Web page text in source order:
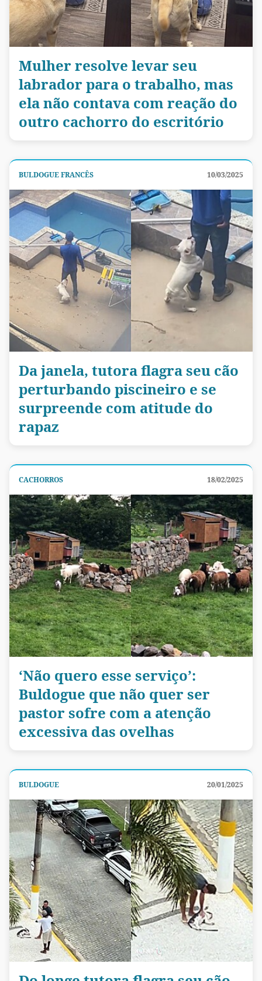
Mulher resolve levar seu
labrador para o trabalho, mas
ela não contava com reação do
outro cachorro do escritório
BULDOGUE FRANCÊS 10/03/2025
Da janela, tutora flagra seu cão
perturbando piscineiro e se
surpreende com atitude do
rapaz
CACHORROS 18/02/2025
‘Não quero esse serviço’:
Buldogue que não quer ser
pastor sofre com a atenção
excessiva das ovelhas
BULDOGUE 20/01/2025